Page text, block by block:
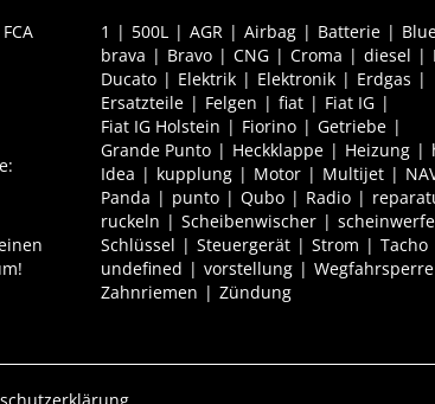
1 500L AGR Airbag Batterie
brava
Bravo CNG Croma diesel
Ducato
Elektrik Elektronik
Erdgas
Ersatzteile
Felgen fiat
Fiat IG
Fiat IG Holstein
Fiorino
Getriebe
Grande Punto
Heckklappe Heizung
Idea
kupplung Motor Multijet
Panda
punto Qubo Radio
ruckeln
Scheibenwischer
Schlüssel
Steuergerät Strom Tacho
undefined
vorstellung
Wegfahrsperre
Zahnriemen
Zündung